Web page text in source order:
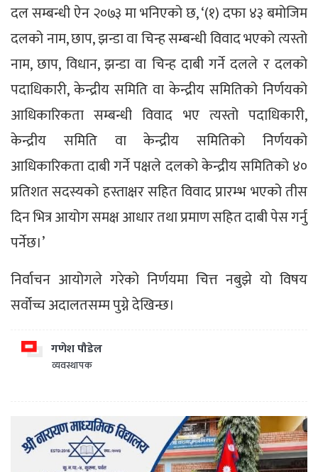
दल सम्बन्धी ऐन २०७३ मा भनिएको छ, ‘(१) दफा ४३ बमोजिम
दलको नाम, छाप, झन्डा वा चिन्ह सम्बन्धी विवाद भएको त्यस्तो
नाम, छाप, विधान, झन्डा वा चिन्ह दाबी गर्ने दलले र दलको
पदाधिकारी, केन्द्रीय समिति वा केन्द्रीय समितिको निर्णयको
आधिकारिकता सम्बन्धी विवाद भए त्यस्तो पदाधिकारी,
केन्द्रीय समिति वा केन्द्रीय समितिको निर्णयको
आधिकारिकता दाबी गर्ने पक्षले दलको केन्द्रीय समितिको ४०
प्रतिशत सदस्यको हस्ताक्षर सहित विवाद प्रारम्भ भएको तीस
दिन भित्र आयोग समक्ष आधार तथा प्रमाण सहित दाबी पेस गर्नु
पर्नेछ।’
निर्वाचन आयोगले गरेको निर्णयमा चित्त नबुझे यो विषय
सर्वोच्च अदालतसम्म पुग्ने देखिन्छ।
गणेश पौडेल
व्यवस्थापक